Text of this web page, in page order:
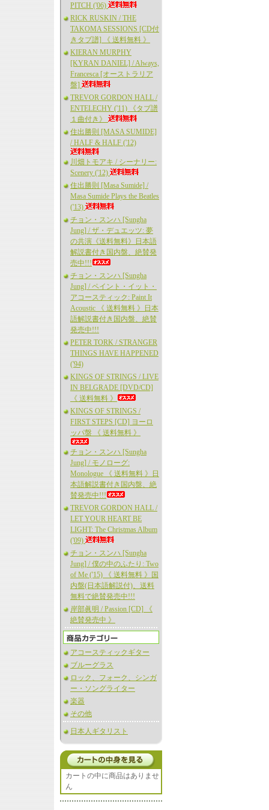
PITCH ('06)
RICK RUSKIN / THE
TAKOMA SESSIONS [CD付
きタブ譜] 《 送料無料 》
KIERAN MURPHY
[KYRAN DANIEL] / Always,
Francesca [オーストラリア
盤]
TREVOR GORDON HALL /
ENTELECHY ('11) 《タブ譜
１曲付き》
住出勝則 [MASA SUMIDE]
/ HALF & HALF ('12)
川畑トモアキ / シーナリー:
Scenery ('12)
住出勝則 [Masa Sumide] /
Masa Sumide Plays the Beatles
('13)
チョン・スンハ [Sungha
Jung] / ザ・デュエッツ: 夢
の共演《送料無料》日本語
解説書付き国内盤、絶賛発
売中!!!
チョン・スンハ [Sungha
Jung] / ペイント・イット・
アコースティック: Paint It
Acoustic 《 送料無料 》日本
語解説書付き国内盤、絶賛
発売中!!!
PETER TORK / STRANGER
THINGS HAVE HAPPENED
('94)
KINGS OF STRINGS / LIVE
IN BELGRADE [DVD/CD]
《 送料無料 》
KINGS OF STRINGS /
FIRST STEPS [CD] ヨーロ
ッパ盤 《 送料無料 》
チョン・スンハ [Sungha
Jung] / モノローグ:
Monologue 《 送料無料 》日
本語解説書付き国内盤、絶
賛発売中!!!
TREVOR GORDON HALL /
LET YOUR HEART BE
LIGHT: The Christmas Album
('09)
チョン・スンハ [Sungha
Jung] / 僕の中のふたり: Two
of Me ('15) 《 送料無料 》国
内盤(日本語解説付)、送料
無料で絶賛発売中!!!
岸部眞明 / Passion [CD] 《
絶賛発売中 》
アコースティックギター
ブルーグラス
ロック、フォーク、シンガ
ー・ソングライター
楽器
その他
日本人ギタリスト
カートの中に商品はありませ
ん